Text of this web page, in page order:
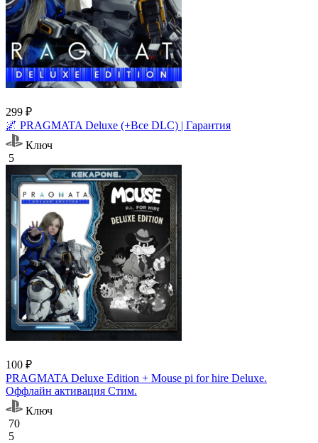
299 ₽
🌌 PRAGMATA Deluxe (+Все DLC) | Гарантия
Ключ
5
100 ₽
PRAGMATA Deluxe Edition + Mouse pi for hire Deluxe.
Оффлайн активация Cтим.
Ключ
70
5